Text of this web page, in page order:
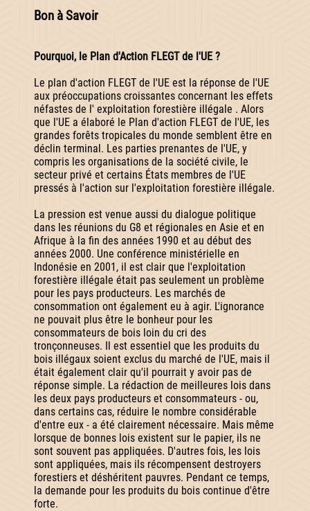
Bon à Savoir
Pourquoi, le Plan d'Action FLEGT de l'UE ?
Le plan d'action FLEGT de l'UE est la réponse de l'UE
aux préoccupations croissantes concernant les effets
néfastes de l' exploitation forestière illégale . Alors
que l'UE a élaboré le Plan d'action FLEGT de l'UE, les
grandes forêts tropicales du monde semblent être en
déclin terminal. Les parties prenantes de l'UE, y
compris les organisations de la société civile, le
secteur privé et certains États membres de l'UE
pressés à l'action sur l'exploitation forestière illégale.
La pression est venue aussi du dialogue politique
dans les réunions du G8 et régionales en Asie et en
Afrique à la fin des années 1990 et au début des
années 2000. Une conférence ministérielle en
Indonésie en 2001, il est clair que l'exploitation
forestière illégale était pas seulement un problème
pour les pays producteurs. Les marchés de
consommation ont également eu à agir. L'ignorance
ne pouvait plus être le bonheur pour les
consommateurs de bois loin du cri des
tronçonneuses. Il est essentiel que les produits du
bois illégaux soient exclus du marché de l'UE, mais il
était également clair qu'il pourrait y avoir pas de
réponse simple. La rédaction de meilleures lois dans
les deux pays producteurs et consommateurs - ou,
dans certains cas, réduire le nombre considérable
d'entre eux - a été clairement nécessaire. Mais même
lorsque de bonnes lois existent sur le papier, ils ne
sont souvent pas appliquées. D'autres fois, les lois
sont appliquées, mais ils récompensent destroyers
forestiers et déshéritent pauvres. Pendant ce temps,
la demande pour les produits du bois continue d'être
forte.